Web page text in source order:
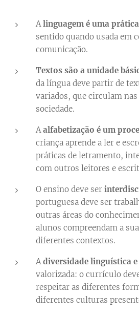
Alinguagem é uma
sentido quando usada em
comunicação.
Textos são a unidade
da língua deve partir de
variados, que circulam
sociedade.
Aalfabetização é um
criança aprende a ler e
práticas de letramento,
com outros leitores e
O ensino deve ser
portuguesa deve ser
outras áreas do
alunos compreendam a
diferentes contextos.
Adiversidade linguística
valorizada: o currículo
respeitar as diferentes
diferentes culturas